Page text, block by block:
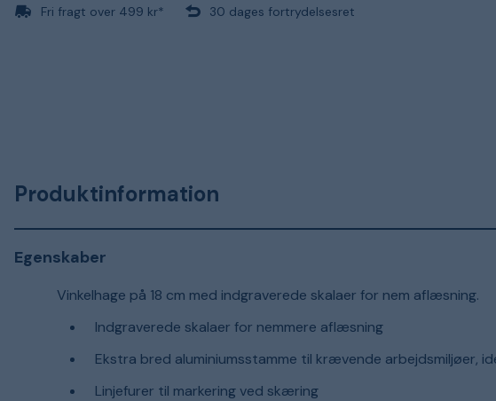
Fri fragt over 499 kr* 30 dages fortrydelsesret
Produktinformation
Egenskaber
Vinkelhage på 18 cm med indgraverede skalaer for nem aflæsning.
Indgraverede skalaer for nemmere aflæsning
Ekstra bred aluminiumsstamme til krævende arbejdsmiljøer,
Linjefurer til markering ved skæring